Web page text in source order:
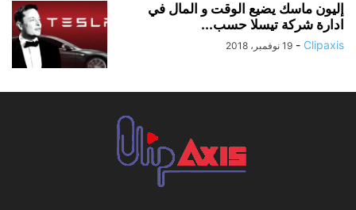
إليون ماسك يضيع الوقت و المال في
ادارة شركة تيسلا حسب...
Clipaxis
- 19 نوفمبر، 2018